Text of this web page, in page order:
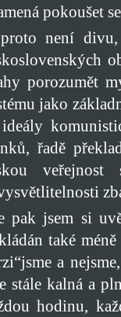
pokoušet
není divu,
porozumět
jako
řadě
veřejnost
pak jsem si
také
a
stále kalná a
hodinu,